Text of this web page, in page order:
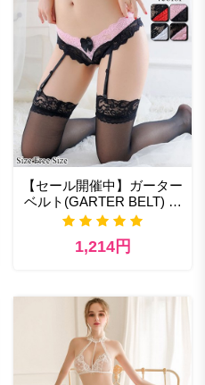
【セール開催中】ガーター
ベルト(GARTER BELT) 下
着 エロ 日本最大ランジェ
1,214円